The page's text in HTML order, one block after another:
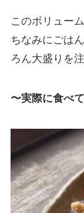
このボリュー
ちなみにごは
ろん大盛りを
〜実際に食べ